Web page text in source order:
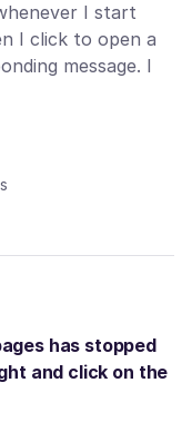
I start
I click to open a
message. I
has stopped
and click on the